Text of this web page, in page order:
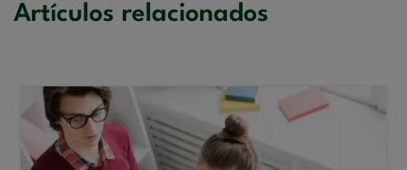
Artículos relacionados